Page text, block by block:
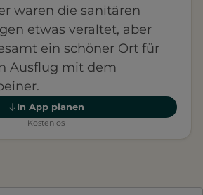
waren die sanitären
etwas veraltet, aber
ein schöner Ort für
Ausflug mit dem
In App planen
Kostenlos